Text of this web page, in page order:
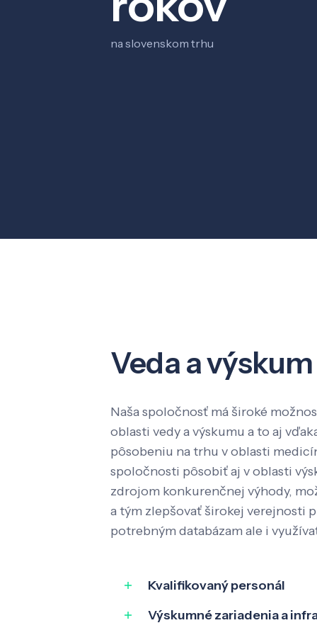
na slovenskom trhu
Veda a výskum
Naša spoločnosť má široké
oblasti vedy a výskumu a to aj
pôsobeniu na trhu v oblasti
spoločnosti pôsobiť aj v oblasti
zdrojom konkurenčnej výhody,
a tým zlepšovať širokej verejnosti
potrebným databázam ale i
Kvalifikovaný personál
Výskumné zariadenia a